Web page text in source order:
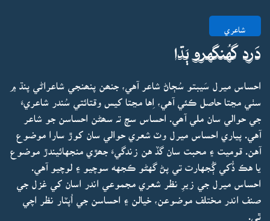
شاعري
دَرد گهُنگهرو ٻَڌا
احساس ميرل سَيبتو سُڄاڻ شاعر آهي، جنھن پنھنجي شاعراڻي پنڌ ۾
سٺي مڃتا حاصل ڪئي آهي، اِها مڃتا کيس وقتائتي سُندر شاعريءَ
جي حوالي سان ملي آھي. احساس سچ تہ سھڻن احساسن جو شاعر
آهي. پياري احساس ميرل وٽ شعري حوالي سان کوڙ سارا موضوع
آهن. قوميت ۽ محبت سان گڏ هن زندگيءَ جھڙي منجهائيندڙ موضوع
يا هڪ ڏُکي ڳُجهارت تي پڻ گهڻو ڪجهه سوچيو ۽ لوچيو آهي.
احساس ميرل جي زيرِ نظر شعري مجموعي اندر اسان کي غزل جي
صنف اندر مختلف موضوعن، خيالن ۽ احساسن جي اُپٽار نظر اچي
ٿي.